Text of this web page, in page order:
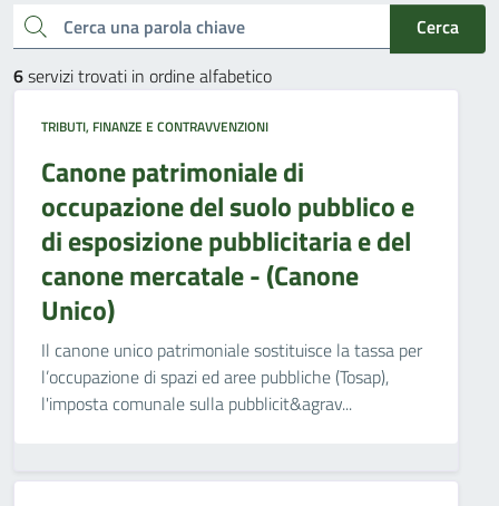
Cerca una parola chiave
Cerca
6servizi trovati in ordine alfabetico
TRIBUTI, FINANZE E CONTRAVVENZIONI
Canone patrimoniale di
occupazione del suolo pubblico e
di esposizione pubblicitaria e del
canone mercatale - (Canone
Unico)
Il canone unico patrimoniale sostituisce la tassa per
l’occupazione di spazi ed aree pubbliche (Tosap),
l'imposta comunale sulla pubblicit&agrav...